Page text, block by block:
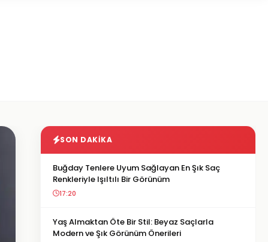
SON DAKIKA
Buğday Tenlere Uyum Sağlayan En Şık Saç
Renkleriyle Işıltılı Bir Görünüm
17:20
Yaş Almaktan Öte Bir Stil: Beyaz Saçlarla
Modern ve Şık Görünüm Önerileri